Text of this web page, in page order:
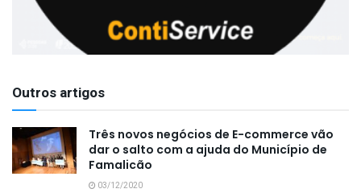
Outros artigos
Três novos negócios de E-commerce vão
dar o salto com a ajuda do Município de
Famalicão
03/12/2020